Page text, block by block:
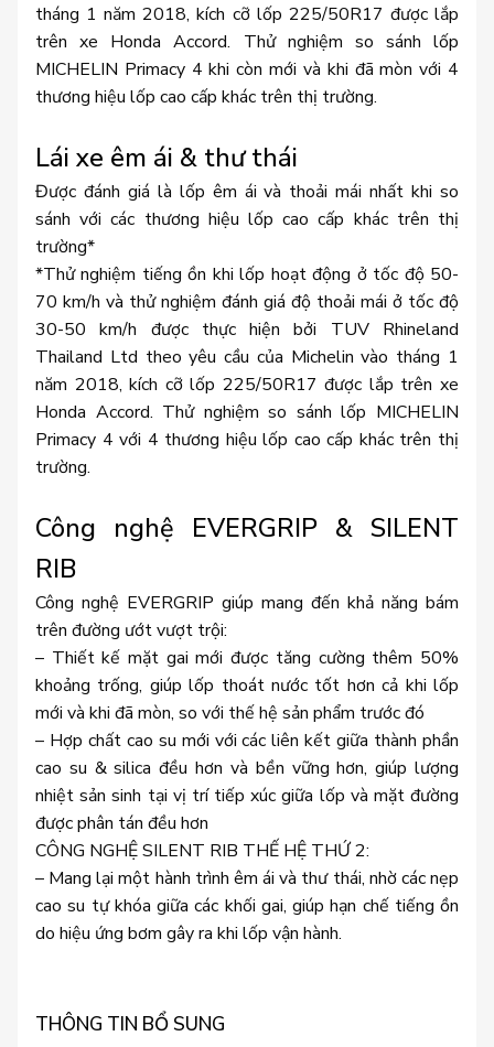
tháng 1 năm 2018, kích cỡ lốp 225/50R17 được lắp
trên xe Honda Accord. Thử nghiệm so sánh lốp
MICHELIN Primacy 4 khi còn mới và khi đã mòn với 4
thương hiệu lốp cao cấp khác trên thị trường.
Lái xe êm ái & thư thái
Được đánh giá là lốp êm ái và thoải mái nhất khi so
sánh với các thương hiệu lốp cao cấp khác trên thị
trường*
*Thử nghiệm tiếng ồn khi lốp hoạt động ở tốc độ 50-
70 km/h và thử nghiệm đánh giá độ thoải mái ở tốc độ
30-50 km/h được thực hiện bởi TUV Rhineland
Thailand Ltd theo yêu cầu của Michelin vào tháng 1
năm 2018, kích cỡ lốp 225/50R17 được lắp trên xe
Honda Accord. Thử nghiệm so sánh lốp MICHELIN
Primacy 4 với 4 thương hiệu lốp cao cấp khác trên thị
trường.
Công nghệ EVERGRIP & SILENT
RIB
Công nghệ EVERGRIP giúp mang đến khả năng bám
trên đường ướt vượt trội:
– Thiết kế mặt gai mới được tăng cường thêm 50%
khoảng trống, giúp lốp thoát nước tốt hơn cả khi lốp
mới và khi đã mòn, so với thế hệ sản phẩm trước đó
– Hợp chất cao su mới với các liên kết giữa thành phần
cao su & silica đều hơn và bền vững hơn, giúp lượng
nhiệt sản sinh tại vị trí tiếp xúc giữa lốp và mặt đường
được phân tán đều hơn
CÔNG NGHỆ SILENT RIB THẾ HỆ THỨ 2:
– Mang lại một hành trình êm ái và thư thái, nhờ các nẹp
cao su tự khóa giữa các khối gai, giúp hạn chế tiếng ồn
do hiệu ứng bơm gây ra khi lốp vận hành.
THÔNG TIN BỔ SUNG